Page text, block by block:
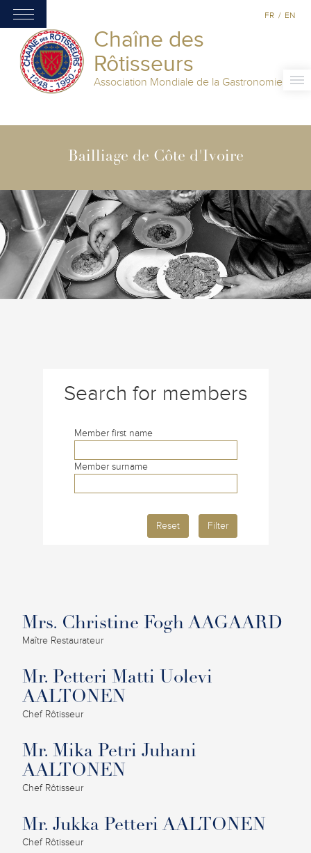
Chaîne des
Rôtisseurs
Association Mondiale de la Gastronomie
FR / EN
Bailliage de Côte d'Ivoire
Search for members
Member first name
Member surname
Reset Filter
Mrs. Christine Fogh AAGAARD
Maître Restaurateur
Mr. Petteri Matti Uolevi
AALTONEN
Chef Rôtisseur
Mr. Mika Petri Juhani
AALTONEN
Chef Rôtisseur
Mr. Jukka Petteri AALTONEN
Chef Rôtisseur